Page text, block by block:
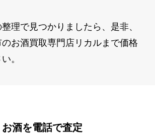
理で見つかりましたら、是非、
お酒買取専門店リカルまで価格
。
お酒を電話で査定